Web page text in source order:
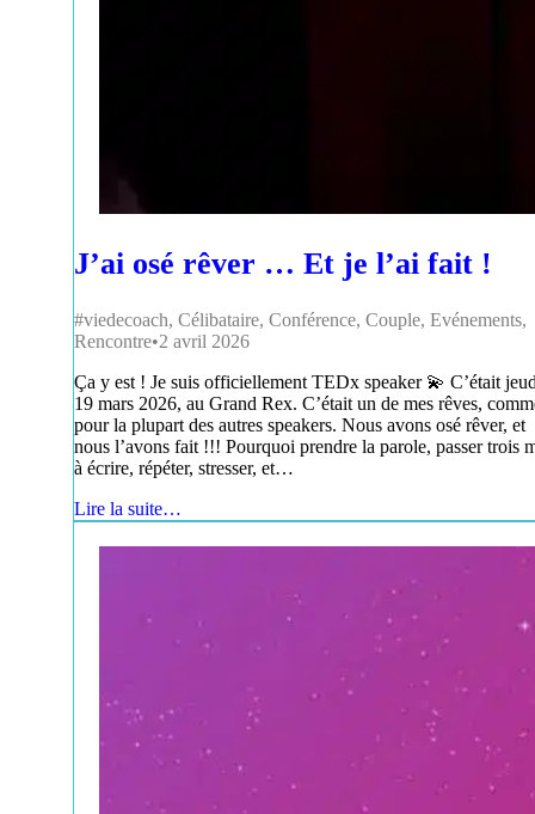
J’ai osé rêver … Et je l’ai fait !
#viedecoach,Célibataire,Conférence,Couple,Evénements,
Rencontre 2 avril 2026
Ça y est ! Je suis officiellement TEDx speaker 💫 C’était
19 mars 2026, au Grand Rex. C’était un de mes rêves,
pour la plupart des autres speakers. Nous avons osé rêver, et
nous l’avons fait !!! Pourquoi prendre la parole, passer trois
à écrire, répéter, stresser, et…
Lire la suite…